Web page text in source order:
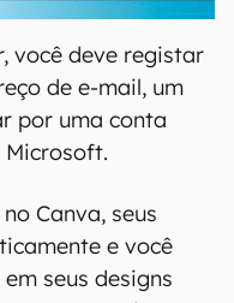
você deve registar
de e-mail, um
por uma conta
Microsoft.
Canva, seus
e você
seus designs